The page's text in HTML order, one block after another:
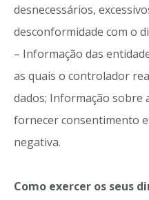
desnecessários,
desconformidade com o
– Informação das
as quais o controlador
dados; Informação sobre
fornecer consentimento
negativa.
Como exercer os seus